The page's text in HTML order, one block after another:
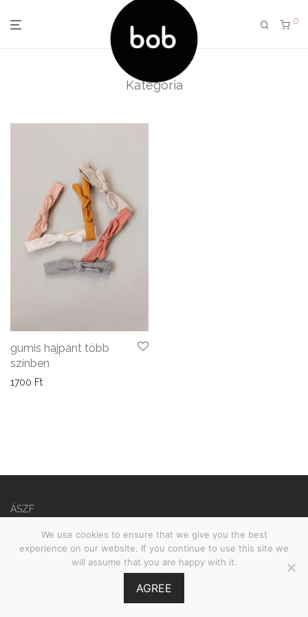
0
Kategória
gumis hajpánt több
színben
1700 Ft
ÁSZF
Adatvédelmi nyilatkozat
2026Babies on Board •MOOI.HU
We use cookies to ensure that we give you the best
experience on our website. If you continue to use this site we
will assume that you are happy with it.
AGREE